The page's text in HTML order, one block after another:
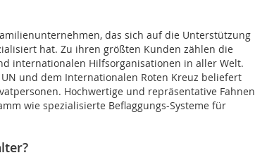
das sich auf die Unterstützung
hat. Zu ihren größten Kunden zählen die
internationalen Hilfsorganisationen in aller Welt.
und dem Internationalen Roten Kreuz beliefert
Hochwertige und repräsentative Fahnen
wie spezialisierte Beflaggungs-Systeme für